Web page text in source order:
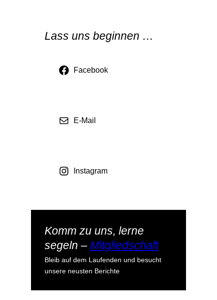
Lass uns beginnen …
Facebook
E-Mail
Instagram
Komm zu uns, lerne
segeln – Mitgliedschaft
Bleib auf dem Laufenden und besucht
unsere neusten Berichte